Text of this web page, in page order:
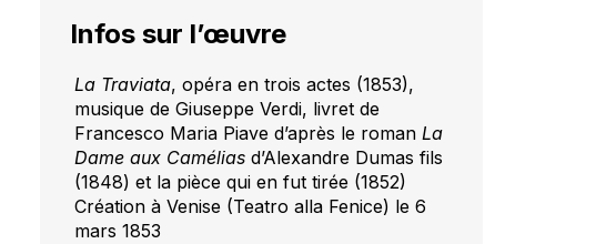
Infos sur l’œuvre
La Traviata, opéra en trois actes (1853),
musique de Giuseppe Verdi, livret de
Francesco Maria Piave d’après le roman La
Dame aux Caméliasd’Alexandre Dumas fils
(1848) et la pièce qui en fut tirée (1852)
Création à Venise (Teatro alla Fenice) le 6
mars 1853